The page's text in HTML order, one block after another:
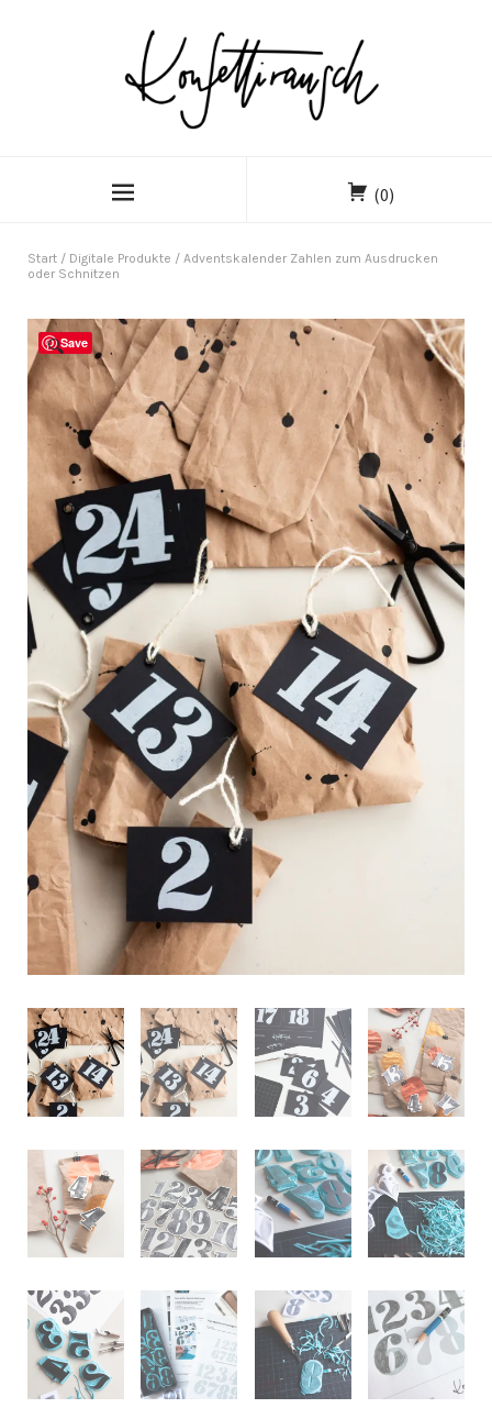
(0)
Start / Digitale Produkte / Adventskalender Zahlen zum Ausdrucken
oder Schnitzen
Save
🔍